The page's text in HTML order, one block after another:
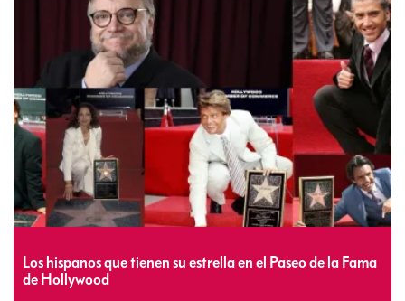
Los hispanos que tienen su estrella en el Paseo de la Fama
de Hollywood